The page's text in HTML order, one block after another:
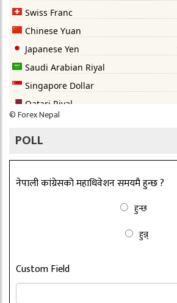
©Forex Nepal
POLL
नेपाली कांग्रेसको महाधिवेशन समयमै हुन्छ ?
हुन्छ
हुन्न्
Custom Field